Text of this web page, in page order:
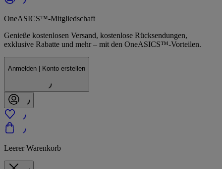
OneASICS™-Mitgliedschaft
Genieße kostenlosen Versand, kostenlose Rücksendungen,
exklusive Rabatte und mehr – mit den OneASICS™-Vorteilen.
Anmelden | Konto erstellen
Leerer Warenkorb